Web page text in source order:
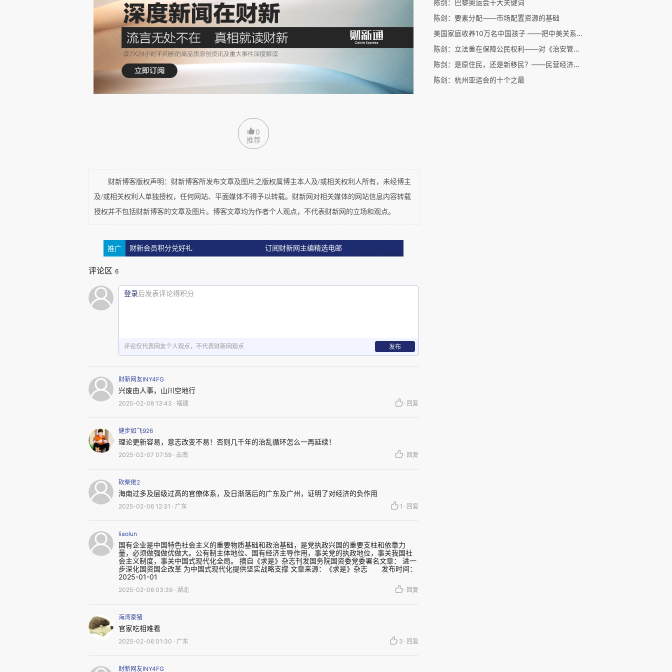
2024年全国各省市区GDP数据
2024年我国GDP达到了134.9万亿人民币，全年GDP增速重回5%。
2024年，中国经济排名位居前四位的省是广东、江苏、山东和浙江，后四位
的省区是海南、宁夏、青海和西藏，这八位排序十年间没有任何变化。排位顺序变
一、长三角气势如虹
照目前发展态势，在今后两年时间，长三角经济圈全国占比将超过四分之一。
就四省市排位分析，十年间，江苏、浙江继续保持中国第2、第4发展位置。
江苏与第一广东差距缩小。
首位，占全国经济10.5%，是全国经济稳定发展的重要支撑。
但2024年广东经济增长只有3.5%，而江苏增长5.8%。江苏全年大涨6千多
亿，总量13.7万亿。与广东差距仅0.46万亿。按照目前发展势头，随着粤港澳魅力
十年间，上海、安徽在全国排位都有所提升。上海从第12位进入第9位，安徽
长三角作为中国引擎的火车头和发动机，对中国经济增长贡献巨大。以浙江为
例，2024年浙江常住人口6647万，人口排位全国第八，是第4个总量超过九万亿的
在高速发展中。且人均GDP、人均可支配收入等经济指标均位于全国前列。2024
年，浙江共有2125家入围上规模民营企业，数量居全国第一。其中106家企业上榜
“中国民营企业500强”，数量连续26年位居全国首位；还有87家上榜“民营企业研发
投入500家”，100家上榜“民营企业发明专利500家”，数量均为全国第一。
此外，改革开放以来，浙江向全国各省市区输出了上百万浙江籍企业界人
士，他们为各地经济增长做出了贡献。
0
推荐
财新博客版权声明：财新博客所发布文章及图片之版权属博主本人及/或相关权利人所有，未经博主
及/或相关权利人单独授权，任何网站、平面媒体不得予以转载。财新网对相关媒体的网站信息内容转载
授权并不包括财新博客的文章及图片。博客文章均为作者个人观点，不代表财新网的立场和观点。
推广 财新会员积分兑好礼 订阅财新网主编精选电邮
评论区 6
登录后发表评论得积分
评论仅代表网友个人观点，不代表财新网观点 发布
财新网友INY4FG
兴废由人事，山川空地行
2025-02-08 13:43 · 福建 · 回复
健步如飞926
理论更新容易，意志改变不易！否则几千年的治乱循环怎么一再延续！
2025-02-07 07:59 · 云南 · 回复
砍柴佬2
海南过多及层级过高的官僚体系，及日渐落后的广东及广州，证明了对经济的负作用
2025-02-06 12:31 · 广东 1 · 回复
liaolun
国有企业是中国特色社会主义的重要物质基础和政治基础，是党执政兴国的重要支柱和依靠力
量，必须做强做优做大。公有制主体地位、国有经济主导作用，事关党的执政地位，事关我国社
会主义制度，事关中国式现代化全局。 摘自《求是》杂志刊发国务院国资委党委署名文章： 进一
步深化国资国企改革 为中国式现代化提供坚实战略支撑 文章来源：《求是》杂志 发布时间：
2025-01-01
2025-02-06 03:39 · 湖北 · 回复
海湾豪猪
官家吃相难看
2025-02-06 01:30 · 广东 3 · 回复
财新网友INY4FG
陈剑：巴黎奥运会十大关键词
陈剑：要素分配——市场配置资源的基础
美国家庭收养10万名中国孩子 ——把中美关系搞好一千条理由之一
陈剑：立法重在保障公民权利——对《治安管理处罚法》几条修订意见
陈剑：是原住民，还是新移民？——民营经济与中国社会主义市场经济
陈剑：杭州亚运会的十个之最